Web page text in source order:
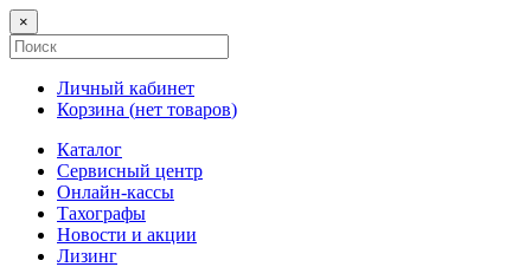
×
Личный кабинет
Корзина (нет товаров)
Каталог
Сервисный центр
Онлайн-кассы
Тахографы
Новости и акции
Лизинг